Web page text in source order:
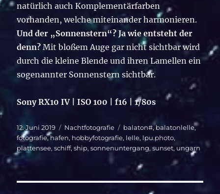
natürlich auch Komplementärfarben
vorhanden, welche miteinander harmonieren.
Und der „Sonnenstern“? Ja wie entsteht der
denn? Mit bloßem Auge gar nicht sichtbar wird
durch die kleine Blende und ihren Lamellen ein
sogenannter Sonnenstern sichtbar.
Sony RX10 IV | ISO 100 | f16 | 1/80s
Veröffentlicht
am
12. Juni 2019 Kategorien
Nachtfotografie Schlagwörter
balaton#,balatonlelle,
fotografie,hafen, hobbyfotografie, lelle, lpu.photo,
plattensee,schiff,ship,sonnenuntergang,sunset, ungarn